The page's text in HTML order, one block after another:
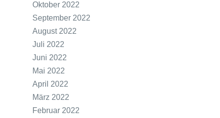
Oktober 2022
September 2022
August 2022
Juli 2022
Juni 2022
Mai 2022
April 2022
März 2022
Februar 2022